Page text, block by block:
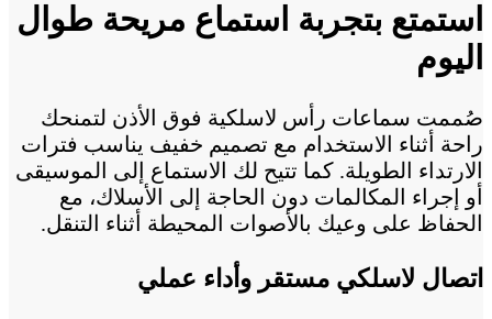
استمتع بتجربة استماع مريحة طوال
اليوم
صُممت سماعات رأس لاسلكية فوق الأذن لتمنحك
راحة أثناء الاستخدام مع تصميم خفيف يناسب فترات
الارتداء الطويلة. كما تتيح لك الاستماع إلى الموسيقى
أو إجراء المكالمات دون الحاجة إلى الأسلاك، مع
الحفاظ على وعيك بالأصوات المحيطة أثناء التنقل.
اتصال لاسلكي مستقر وأداء عملي